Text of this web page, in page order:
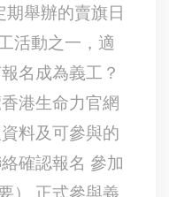
舉辦的賣旗日
活動之一，適
名成為義工？
港生命力官網
料及可參與的
確認報名 參加